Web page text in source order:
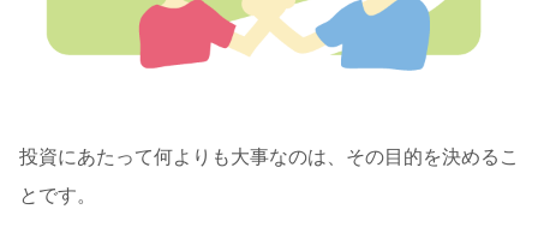
投資にあたって何よりも大事なのは、その目的を決めるこ
とです。